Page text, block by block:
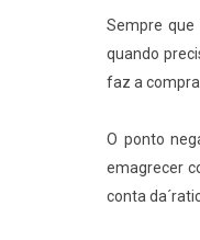
Sempre que
quando
faz a
O ponto
emagrecer
conta